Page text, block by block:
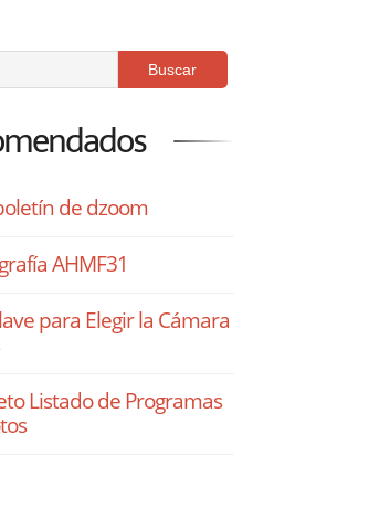
de dzoom
AHMF31
para Elegir la Cámara
Listado de Programas